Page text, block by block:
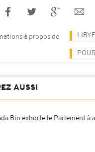
à propos de LIBYE
AUSSI
Bio exhorte le Parlement à